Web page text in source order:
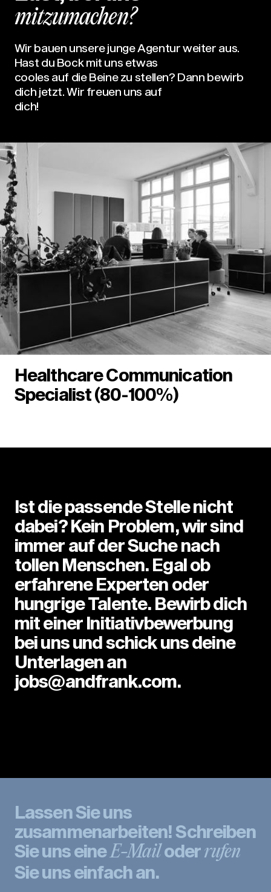
mitzumachen?
Wir bauen unsere junge Agentur weiter aus.
Hast du Bock mit uns etwas
cooles auf die Beine zu stellen? Dann bewirb
dich jetzt. Wir freuen uns auf
dich!
Healthcare Communication
Specialist (80-100%)
Ist die passende Stelle nicht
dabei? Kein Problem, wir sind
immer auf der Suche nach
tollen Menschen. Egal ob
erfahrene Experten oder
hungrige Talente. Bewirb dich
mit einer Initiativbewerbung
bei uns und schick uns deine
Unterlagen an
jobs@andfrank.com.
Lassen Sie uns
zusammenarbeiten! Schreiben
Sie uns eineE-Mailoderrufen
Sie uns einfach an.